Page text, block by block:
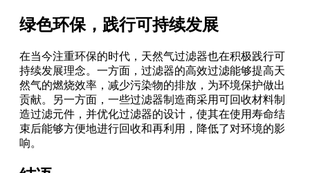
绿色环保，践行可持续发展
在当今注重环保的时代，天然气过滤器也在积极践行可
持续发展理念。一方面，过滤器的高效过滤能够提高天
然气的燃烧效率，减少污染物的排放，为环境保护做出
贡献。另一方面，一些过滤器制造商采用可回收材料制
造过滤元件，并优化过滤器的设计，使其在使用寿命结
束后能够方便地进行回收和再利用，降低了对环境的影
响。